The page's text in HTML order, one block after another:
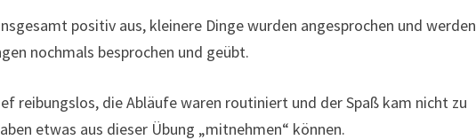
positiv aus, kleinere Dinge wurden angesprochen und werden
nochmals besprochen und geübt.
reibungslos, die Abläufe waren routiniert und der Spaß kam nicht zu
etwas aus dieser Übung „mitnehmen“ können.